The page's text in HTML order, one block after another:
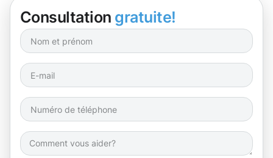
Consultation gratuite!